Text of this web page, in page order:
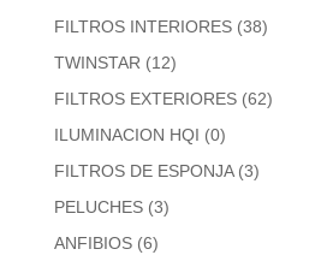
FILTROS INTERIORES (38)
TWINSTAR (12)
FILTROS EXTERIORES (62)
ILUMINACION HQI (0)
FILTROS DE ESPONJA (3)
PELUCHES (3)
ANFIBIOS (6)